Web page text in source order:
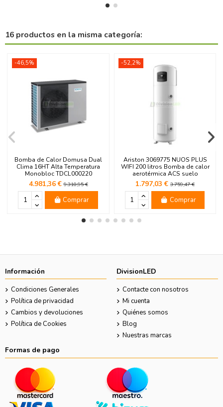
16 productos en la misma categoría:
-46,5%
Bomba de Calor Domusa Dual
Clima 16HT Alta Temperatura
Monobloc TDCL000220
4.981,36 €9.310,95 €
Comprar
-52,2%
Ariston 3069775 NUOS PLUS
WIFI 200 litros Bomba de calor
aerotérmica ACS suelo
1.797,03 € 3.759,47 €
Comprar
Información
Condiciones Generales
Política de privacidad
Cambios y devoluciones
Política de Cookies
DivisionLED
Contacte con nosotros
Mi cuenta
Quiénes somos
Blog
Nuestras marcas
Formas de pago